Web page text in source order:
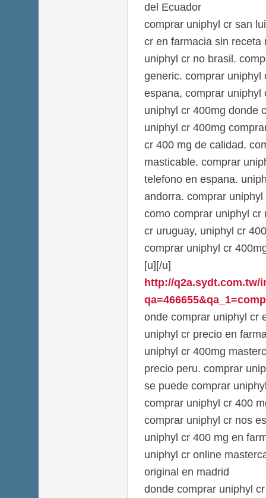
del Ecuador
comprar uniphyl cr san
cr en farmacia sin receta
uniphyl cr no brasil.
generic. comprar uniphyl
espana, comprar uniphyl
uniphyl cr 400mg donde
uniphyl cr 400mg
cr 400 mg de calidad.
masticable. comprar
telefono en espana.
andorra. comprar
como comprar uniphyl
cr uruguay, uniphyl cr
comprar uniphyl cr
[u][/u]
http://q2a.sydt.com.tw/
onde comprar uniphyl cr
uniphyl cr precio en
uniphyl cr 400mg
precio peru. comprar
se puede comprar
comprar uniphyl cr 400
comprar uniphyl cr nos
uniphyl cr 400 mg en
uniphyl cr online
original en madrid
donde comprar uniphyl